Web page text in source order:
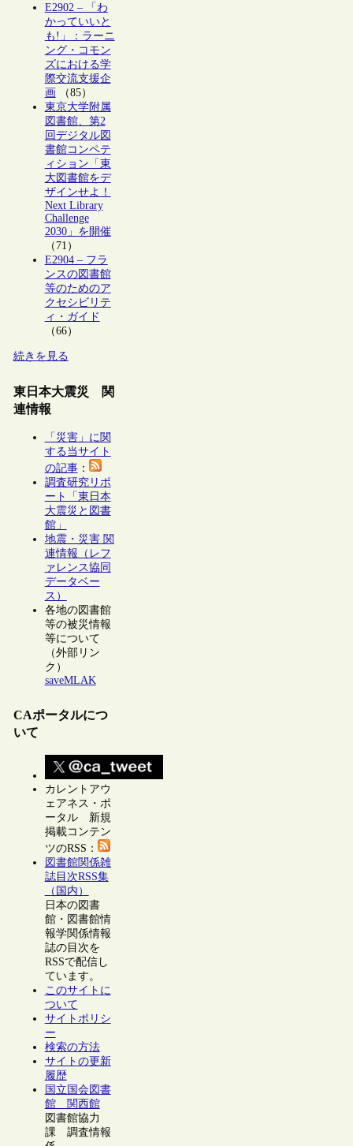
E2902 – 「わ
かっていいと
も!」：ラーニ
ング・コモン
ズにおける学
際交流支援企
画（85）
東京大学附属
図書館、第2
回デジタル図
書館コンペテ
ィション「東
大図書館をデ
ザインせよ！
Next Library
Challenge
2030」を開催
（71）
E2904 – フラ
ンスの図書館
等のためのア
クセシビリテ
ィ・ガイド
（66）
続きを見る
東日本大震災 関
連情報
「災害」に関
する当サイト
の記事：
調査研究リポ
ート「東日本
大震災と図書
館」
地震・災害 関
連情報（レフ
ァレンス協同
データベー
ス）
各地の図書館
等の被災情報
等について
（外部リン
ク）
saveMLAK
CAポータルにつ
いて
カレントアウ
ェアネス・ポ
ータル 新規
掲載コンテン
ツのRSS：
図書館関係雑
誌目次RSS集
（国内）
日本の図書
館・図書館情
報学関係情報
誌の目次を
RSSで配信し
ています。
このサイトに
ついて
サイトポリシ
ー
検索の方法
サイトの更新
履歴
国立国会図書
館 関西館
図書館協力
課 調査情報